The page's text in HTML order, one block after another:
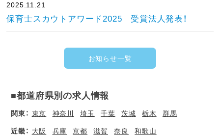
2025.11.21
保育士スカウトアワード2025 受賞法人発表！
お知らせ一覧
■都道府県別の求人情報
関東： 東京 神奈川 埼玉 千葉 茨城 栃木 群馬
近畿： 大阪 兵庫 京都 滋賀 奈良 和歌山